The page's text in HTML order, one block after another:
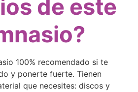
de este
100% recomendado si te
y ponerte fuerte. Tienen
que necesites: discos y